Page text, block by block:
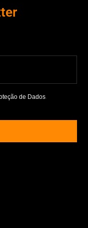
de Dados.